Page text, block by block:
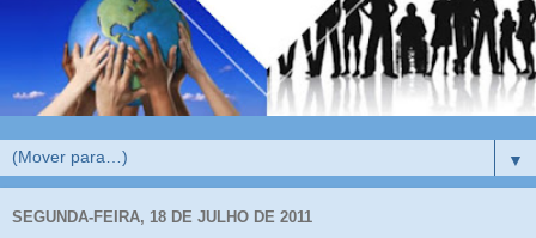
▼
SEGUNDA-FEIRA, 18 DE JULHO DE 2011